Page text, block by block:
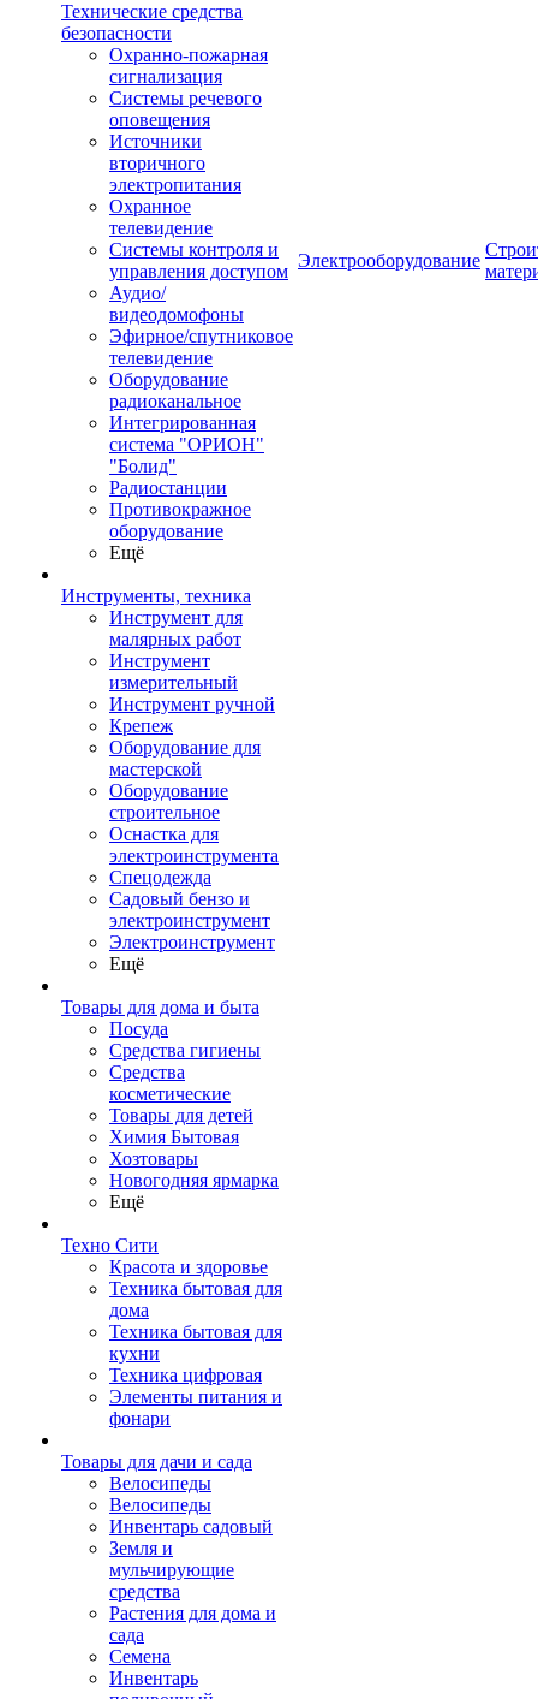
Технические средства
безопасности
Охранно-пожарная
сигнализация
Системы речевого
оповещения
Источники
вторичного
электропитания
Охранное
телевидение
Системы контроля и
управления доступом
Аудио/
видеодомофоны
Эфирное/спутниковое
телевидение
Оборудование
радиоканальное
Интегрированная
система "ОРИОН"
"Болид"
Радиостанции
Противокражное
оборудование
Ещё
Инструменты, техника
Инструмент для
малярных работ
Инструмент
измерительный
Инструмент ручной
Крепеж
Оборудование для
мастерской
Оборудование
строительное
Оснастка для
электроинструмента
Спецодежда
Садовый бензо и
электроинструмент
Электроинструмент
Ещё
Товары для дома и быта
Посуда
Средства гигиены
Средства
косметические
Товары для детей
Химия Бытовая
Хозтовары
Новогодняя ярмарка
Ещё
Техно Сити
Красота и здоровье
Техника бытовая для
дома
Техника бытовая для
кухни
Техника цифровая
Элементы питания и
фонари
Товары для дачи и сада
Велосипеды
Велосипеды
Инвентарь садовый
Земля и
мульчирующие
средства
Растения для дома и
сада
Семена
Инвентарь
Электрооборудование